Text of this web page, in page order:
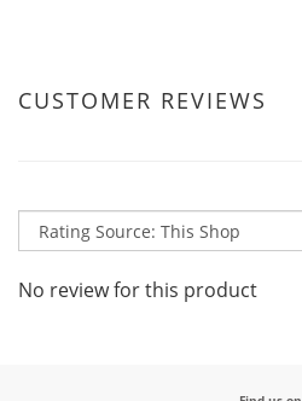
CUSTOMER REVIEWS
No review for this product